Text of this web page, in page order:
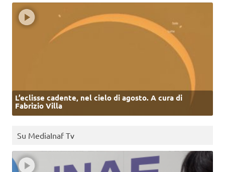
L’eclisse cadente, nel cielo di agosto. A cura di
Fabrizio Villa
Su MediaInaf Tv